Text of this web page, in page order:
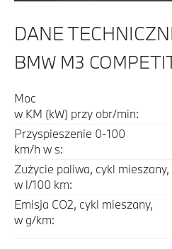
DANE
BMW M3
Moc
w KM (kW) przy obr/min:
Przyspieszenie 0-100
km/h w s:
Zużycie paliwa, cykl mieszany,
w l/100 km:
Emisja CO2, cykl mieszany,
w g/km: